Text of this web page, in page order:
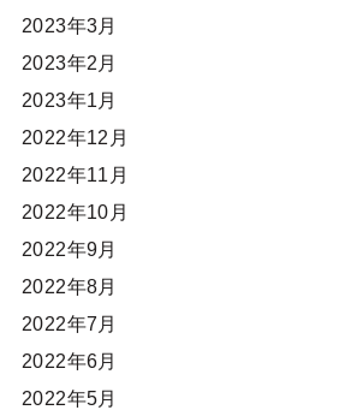
2023年3月
2023年2月
2023年1月
2022年12月
2022年11月
2022年10月
2022年9月
2022年8月
2022年7月
2022年6月
2022年5月